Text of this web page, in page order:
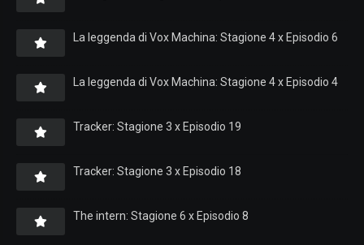
La leggenda di Vox Machina: Stagione 4 x Episodio 6
La leggenda di Vox Machina: Stagione 4 x Episodio 4
Tracker: Stagione 3 x Episodio 19
Tracker: Stagione 3 x Episodio 18
The intern: Stagione 6 x Episodio 8